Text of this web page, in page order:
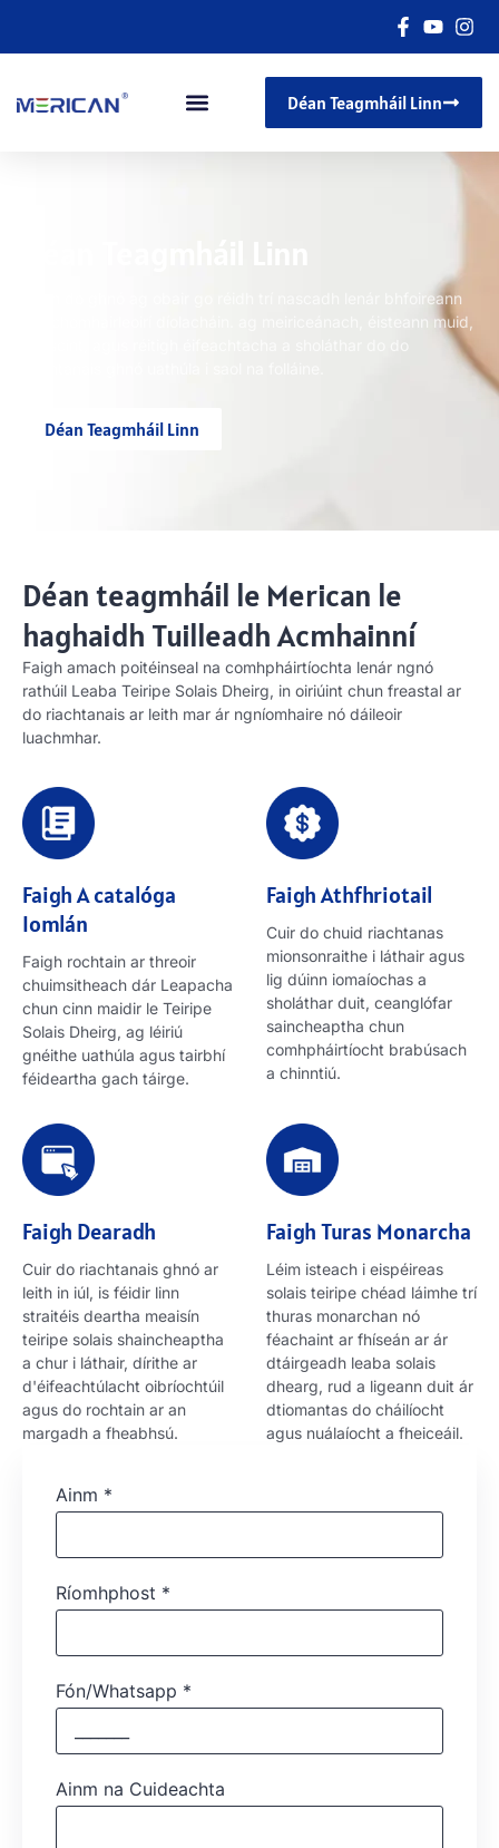
Déan Teagmháil Linn
Déan do ghnó ag obair go réidh trí nascadh lenár bhfoireann
sainchomhairleoirí díolacháin. ag meiriceánach, éisteann muid,
Déan Teagmháil Linn
Déan teagmháil le Merican le
haghaidh Tuilleadh Acmhainní
Faigh amach poitéinseal na comhpháirtíochta lenár ngnó
rathúil Leaba Teiripe Solais Dheirg, in oiriúint chun freastal ar
do riachtanais ar leith mar ár ngníomhaire nó dáileoir
luachmhar.
Faigh A catalóga
Iomlán
Faigh rochtain ar threoir
chuimsitheach dár Leapacha
chun cinn maidir le Teiripe
Solais Dheirg, ag léiriú
gnéithe uathúla agus tairbhí
féideartha gach táirge.
Faigh Athfhriotail
Cuir do chuid riachtanas
mionsonraithe i láthair agus
lig dúinn iomaíochas a
sholáthar duit, ceanglófar
saincheaptha chun
comhpháirtíocht brabúsach
a chinntiú.
Faigh Dearadh
Cuir do riachtanais ghnó ar
leith in iúl, is féidir linn
straitéis deartha meaisín
teiripe solais shaincheaptha
a chur i láthair, dírithe ar
d'éifeachtúlacht oibríochtúil
agus do rochtain ar an
margadh a fheabhsú.
Faigh Turas Monarcha
Léim isteach i eispéireas
solais teiripe chéad láimhe trí
thuras monarchan nó
féachaint ar fhíseán ar ár
dtáirgeadh leaba solais
dhearg, rud a ligeann duit ár
dtiomantas do cháilíocht
agus nuálaíocht a fheiceáil.
Ainm *
Ríomhphost *
Fón/Whatsapp *
Ainm na Cuideachta